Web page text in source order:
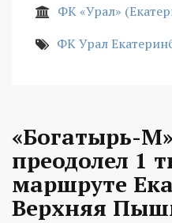
ФК «Урал»
ФК Урал
«Богатырь-
преодолел 1
маршруте
Верхняя